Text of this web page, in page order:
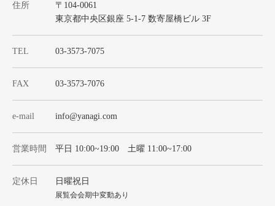
住所
〒104-0061
東京都中央区銀座 5-1-7 数寄屋橋ビル 3F
TEL 03-3573-7075
FAX 03-3573-7076
e-mail info@yanagi.com
営業時間 平日 10:00~19:00 土曜 11:00~17:00
定休日 日曜祝日
展覧会会期中変動あり